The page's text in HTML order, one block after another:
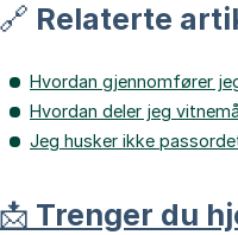
🔗 Relaterte
Hvordan gjennomfører
Hvordan deler jeg
Jeg husker ikke
📩 Trenger du